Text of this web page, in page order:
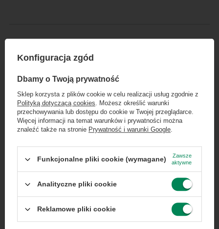
Latitude
Gwarancja
Gwarancja na 12
miesięcy
Marka Dell
Model
procesora
Intel Core i5-1145G7
Dołącz do newslettera Green
Computers
Zgarnij jako pierwszy informacje o zniżkach i
rabatach w naszym sklepie!
...lub zadzwoń od razu, aby odebrać
przy zamówieniu telefonicznym
50 zł rabatu!
Rabat 50 zł przy zamówieniach powyżej 300 zł. Oferta
obejmuje zamówień hurtowych.
Konfiguracja zgód
Dbamy o Twoją prywatność
Sklep korzysta z plików cookie w celu realizacji usług zgodnie z
Polityką dotyczącą cookies. Możesz określić warunki
przechowywania lub dostępu do cookie w Twojej przeglądarce.
Więcej informacji na temat warunków i prywatności można
znaleźć także na stronie Prywatność i warunki Google.
Funkcjonalne pliki cookie (wymagane)
Zawsze
aktywne
Analityczne pliki cookie
Reklamowe pliki cookie